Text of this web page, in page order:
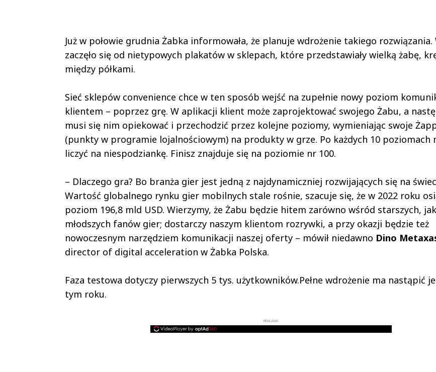
Już w połowie grudnia Żabka informowała, że planuje wdrożenie takiego rozwiązania.
zaczęło się od nietypowych plakatów w sklepach, które przedstawiały wielką żabę,
między półkami.
Sieć sklepów convenience chce w ten sposób wejść na zupełnie nowy poziom
klientem – poprzez grę. W aplikacji klient może zaprojektować swojego Żabu, a
musi się nim opiekować i przechodzić przez kolejne poziomy, wymieniając swoje
(punkty w programie lojalnościowym) na produkty w grze. Po każdych 10 poziomach
liczyć na niespodziankę. Finisz znajduje się na poziomie nr 100.
– Dlaczego gra? Bo branża gier jest jedną z najdynamiczniej rozwijających się na
Wartość globalnego rynku gier mobilnych stale rośnie, szacuje się, że w 2022 roku
poziom 196,8 mld USD. Wierzymy, że Żabu będzie hitem zarówno wśród starszych,
młodszych fanów gier; dostarczy naszym klientom rozrywki, a przy okazji będzie też
nowoczesnym narzędziem komunikacji naszej oferty – mówił niedawno Dino
director of digital acceleration w Żabka Polska.
Faza testowa dotyczy pierwszych 5 tys. użytkowników.Pełne wdrożenie ma nastąpić
tym roku.
REKLAMA